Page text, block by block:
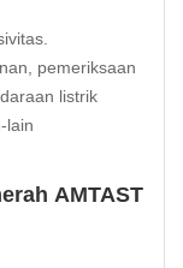
pemeriksaan
listrik
lain
AMTAST